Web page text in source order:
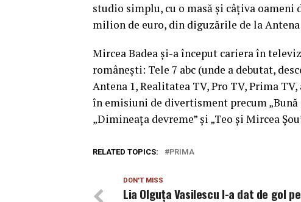
studio simplu, cu o masă şi câţiva
milion de euro, din diguzările de la Antena
Mircea Badea şi-a început cariera în
româneşti: Tele 7 abc (unde a debutat,
Antena 1, Realitatea TV, Pro TV, Prima
în emisiuni de divertisment precum „Bună
„Dimineaţa devreme” şi „Teo şi Mircea
RELATED TOPICS: PRIMA
DON'T MISS
Lia Olguța Vasilescu l-a dat de gol pe